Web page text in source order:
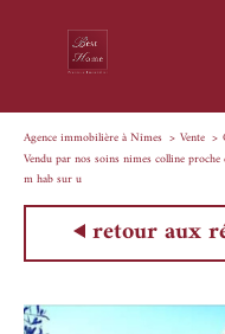
Agence immobilière à Nîmes Vente
Vendu par nos soins nimes colline
m hab sur u
retour aux